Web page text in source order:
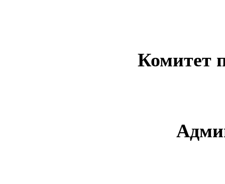
Комитет